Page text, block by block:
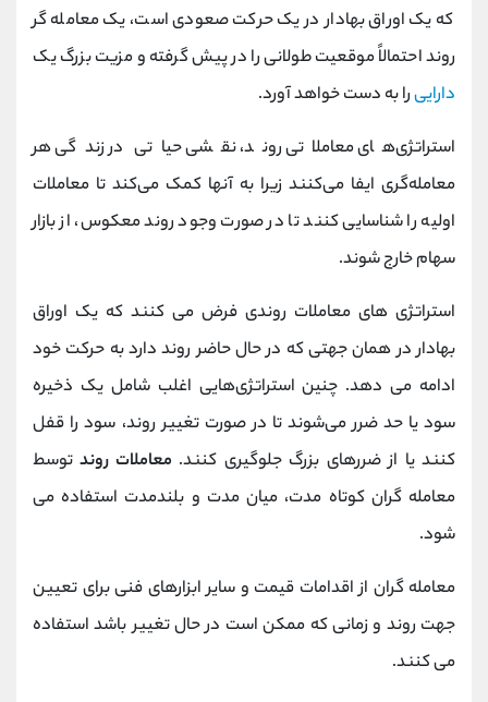
که یک اوراق بهادار در یک حرکت صعودی است، یک معامله گر
روند احتمالاً موقعیت طولانی را در پیش گرفته و مزیت بزرگ یک
داراییرا به دست خواهد آورد.
استراتژی‌های معاملاتی روند، نقشی حیاتی در زندگی هر
معامله‌گری ایفا می‌کنند زیرا به آنها کمک می‌کند تا معاملات
اولیه را شناسایی کنند تا در صورت وجود روند معکوس، از بازار
سهام خارج شوند.
استراتژی های معاملات روندی فرض می کنند که یک اوراق
بهادار در همان جهتی که در حال حاضر روند دارد به حرکت خود
ادامه می دهد. چنین استراتژی‌هایی اغلب شامل یک ذخیره
سود یا حد ضرر می‌شوند تا در صورت تغییر روند، سود را قفل
کنند یا از ضررهای بزرگ جلوگیری کنند. معاملات روندتوسط
معامله گران کوتاه مدت، میان مدت و بلندمدت استفاده می
شود.
معامله گران از اقدامات قیمت و سایر ابزارهای فنی برای تعیین
جهت روند و زمانی که ممکن است در حال تغییر باشد استفاده
می کنند.